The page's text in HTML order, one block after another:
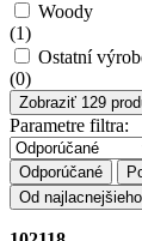
Woody
(1)
Ostatní
(0)
Zobraziť 129
Parametre filtra:
Odporúčané
Od najlacnejšieho